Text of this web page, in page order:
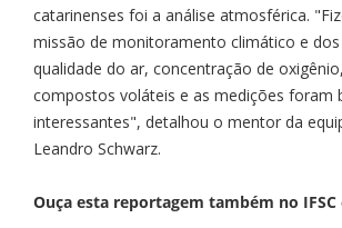
catarinenses foi a análise atmosférica.
missão de monitoramento climático e
qualidade do ar, concentração de
compostos voláteis e as medições foram
interessantes", detalhou o mentor da
Leandro Schwarz.
Ouça esta reportagem também no IFSC